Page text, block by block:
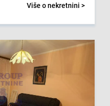
Više o nekretnini >